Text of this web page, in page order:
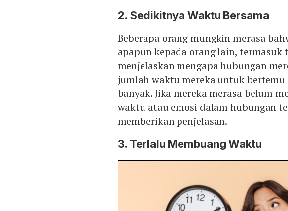
2. Sedikitnya Waktu Bersama
Beberapa orang mungkin merasa
apapun kepada orang lain, termasuk
menjelaskan mengapa hubungan
jumlah waktu mereka untuk
banyak. Jika mereka merasa belum
waktu atau emosi dalam hubungan
memberikan penjelasan.
3. Terlalu Membuang Waktu